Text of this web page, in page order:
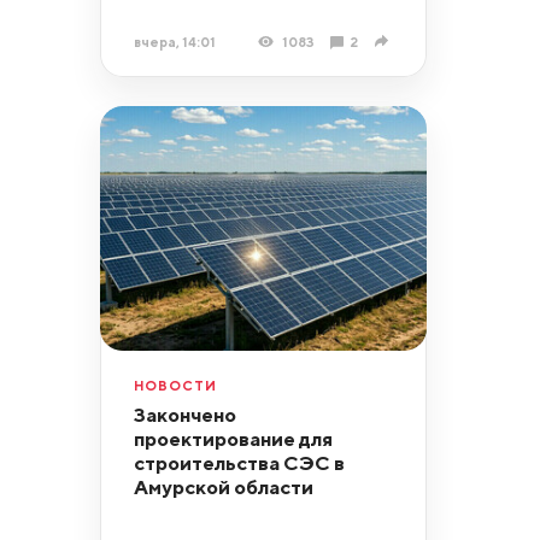
вчера, 14:01 1083 2
НОВОСТИ
Закончено
проектирование для
строительства СЭС в
Амурской области